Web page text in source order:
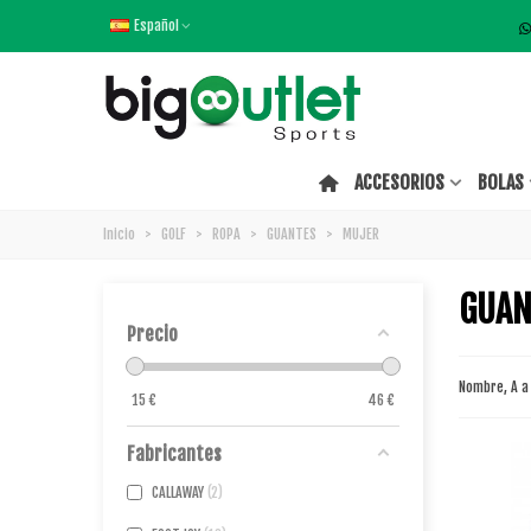
Español
ACCESORIOS BOLAS
Inicio > GOLF > ROPA > GUANTES > MUJER
Precio
15 € 46 €
Fabricantes
CALLAWAY 2
Nombre, A